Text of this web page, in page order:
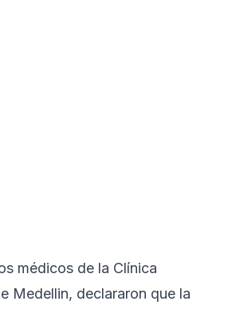
médicos de la Clínica
Medellin, declararon que la